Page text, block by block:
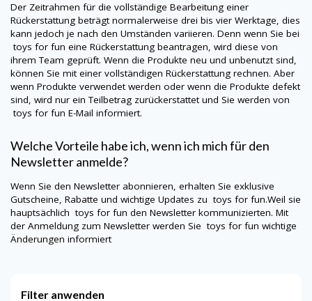
Der Zeitrahmen für die vollständige Bearbeitung einer
Rückerstattung beträgt normalerweise drei bis vier Werktage, dies
kann jedoch je nach den Umständen variieren. Denn wenn Sie bei
toys for fun eine Rückerstattung beantragen, wird diese von
ihrem Team geprüft. Wenn die Produkte neu und unbenutzt sind,
können Sie mit einer vollständigen Rückerstattung rechnen. Aber
wenn Produkte verwendet werden oder wenn die Produkte defekt
sind, wird nur ein Teilbetrag zurückerstattet und Sie werden von
toys for fun E-Mail informiert.
Welche Vorteile habe ich, wenn ich mich für den
Newsletter anmelde?
Wenn Sie den Newsletter abonnieren, erhalten Sie exklusive
Gutscheine, Rabatte und wichtige Updates zu toys for fun.Weil sie
hauptsächlich toys for fun den Newsletter kommunizierten. Mit
der Anmeldung zum Newsletter werden Sie toys for fun wichtige
Änderungen informiert
Filter anwenden